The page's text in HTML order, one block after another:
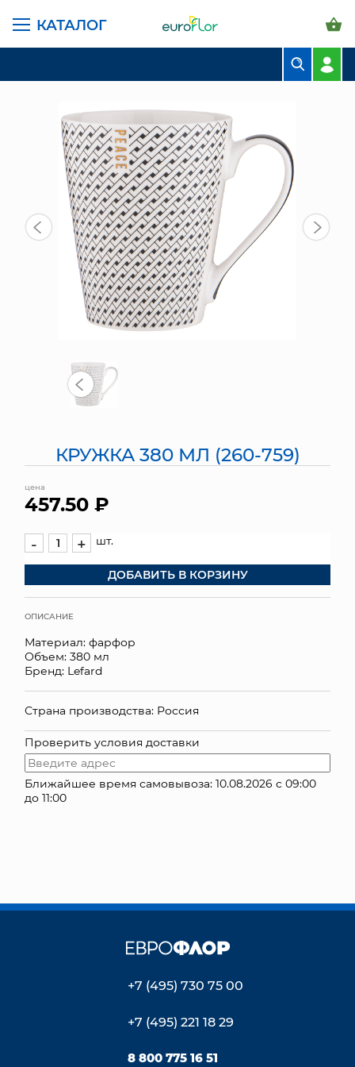
КАТАЛОГ
ЦВЕТЫ В ПАЧКАХ
СВАДЕБНАЯ ФЛОРИСТИКА
КОМНАТНЫЕ РАСТЕНИЯ
ГОРШКИ И КАШПО
ГРУНТЫ И УДОБРЕНИЯ
ПРЕДМЕТЫ ИНТЕРЬЕРА
ЯЩИКИ
ПОДАРОЧНЫЕ КАРТЫ
КОНТАКТЫ
ГЛАВНАЯ СТРАНИЦА КАТАЛОГ ПРЕДМЕТЫ ИНТЕРЬЕРА
КРУЖКА 380 МЛ (260-759)
цена
457.50 ₽
- + шт.
ДОБАВИТЬ В КОРЗИНУ
ОПИСАНИЕ
Материал: фарфор
Объем: 380 мл
Бренд: Lefard
Страна производства: Россия
Проверить условия доставки
Ближайшее время самовывоза: 10.08.2026 с 09:00
до 11:00
+7 (495) 730 75 00
+7 (495) 221 18 29
8 800 775 16 51